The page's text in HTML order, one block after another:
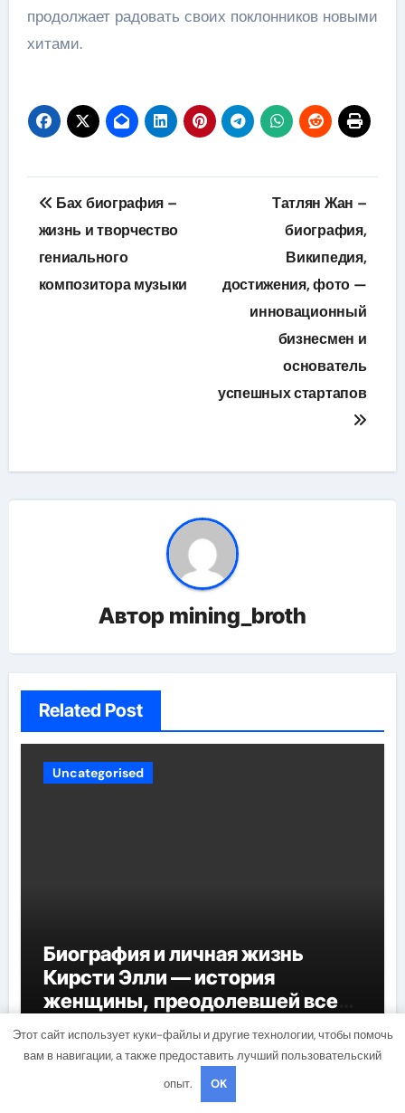
продолжает радовать своих поклонников новыми
хитами.
Навигация
по
записям
Бах биография –
жизнь и творчество
гениального
композитора музыки
Татлян Жан –
биография,
Википедия,
достижения, фото —
инновационный
бизнесмен и
основатель
успешных стартапов
Автор mining_broth
Related Post
Uncategorised
Биография и личная жизнь
Кирсти Элли — история
женщины, преодолевшей все
трудности и стала
воплощением успеха
Этот сайт использует куки-файлы и другие технологии, чтобы помочь
вам в навигации, а также предоставить лучший пользовательский
опыт.
OK